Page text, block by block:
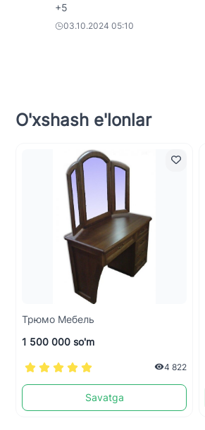
+5
03.10.2024 05:10
O'xshash e'lonlar
Трюмо Мебель
1 500 000 so'm
4 822
Savatga